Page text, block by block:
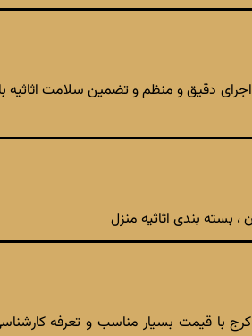
اجرای دقیق و منظم و تضمین سلامت
بسته بندی اثاثیه منزل
با قیمت بسیار مناسب و تعرفه